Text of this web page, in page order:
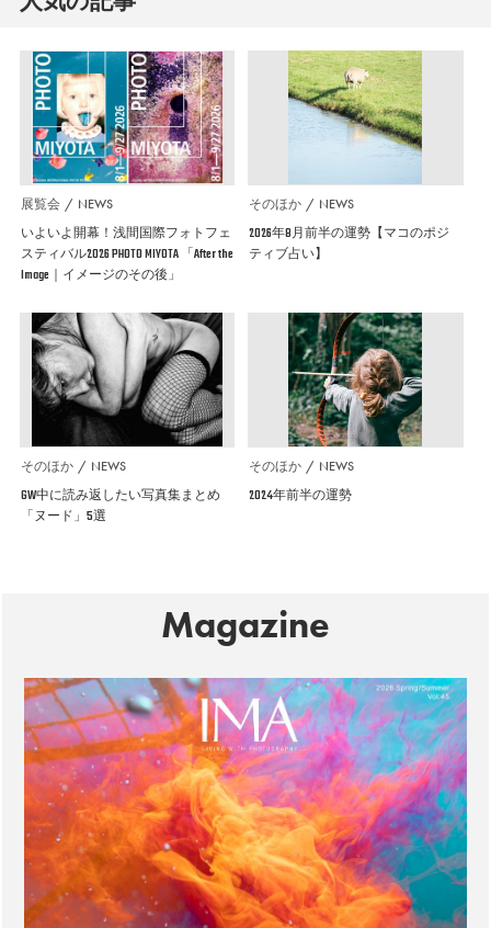
展覧会 NEWS
いよいよ開幕！浅間国際フォトフェ
スティバル2026 PHOTO MIYOTA 「After the
Image｜イメージのその後」
そのほか NEWS
2026年8月前半の運勢【マコのポジ
ティブ占い】
そのほか NEWS
GW中に読み返したい写真集まとめ
「ヌード」5選
そのほか NEWS
2024年前半の運勢
Magazine